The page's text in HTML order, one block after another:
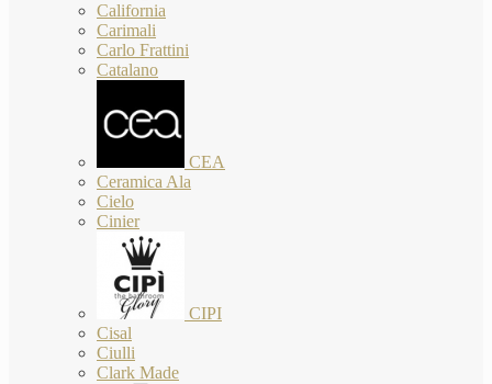
California
Carimali
Carlo Frattini
Catalano
CEA
Ceramica Ala
Cielo
Cinier
CIPI
Cisal
Ciulli
Clark Made